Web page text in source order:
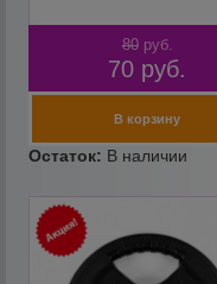
80 руб.
70 руб.